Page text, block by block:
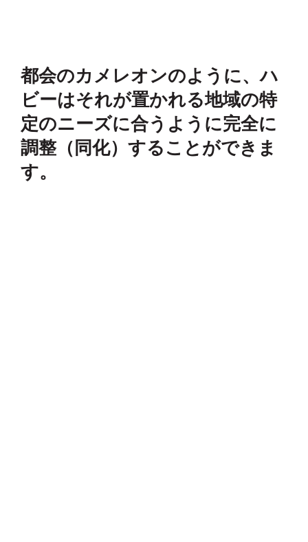
都会のカメレオンのように、ハ
ビーはそれが置かれる地域の特
定のニーズに合うように完全に
調整（同化）することができま
す。